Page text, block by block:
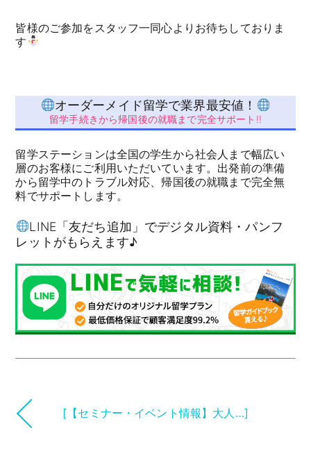
皆様のご参加をスタッフ一同心よりお待ちしておりま
す
オーダーメイド留学で業界最安値！
留学手続きから帰国後の就職まで完全サポート!!
留学ステーションは全国の学生から社会人まで幅広い
層のお客様にご利用いただいています。出発前の準備
から留学中のトラブル対応、帰国後の就職まで完全無
料でサポートします。
LINE「友だち追加」でデジタル資料・パンフ
レットがもらえます♪
[【セミナー・イベント情報】大人…]